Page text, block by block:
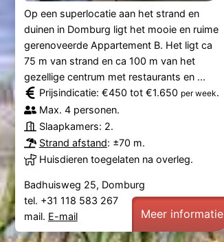
Op een superlocatie aan het strand en
duinen in Domburg ligt het mooie en ruime
gerenoveerde Appartement B. Het ligt ca
75 m van strand en ca 100 m van het
gezellige centrum met restaurants en ...
Prijsindicatie: €450 tot €1.650 per week.
Max. 4 personen.
Slaapkamers: 2.
Strand afstand: ±70 m.
Huisdieren toegelaten na overleg.
Badhuisweg 25, Domburg
tel. +31 118 583 267
mail. E-mail Meer informatie